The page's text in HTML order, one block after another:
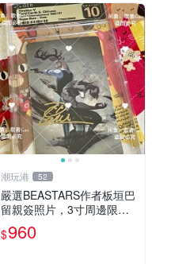
潮玩港 52
嚴選BEASTARS作者板垣巴
留親簽照片，3寸周邊限量
收藏 BEASTARS 作者 經典
細節收藏
$960